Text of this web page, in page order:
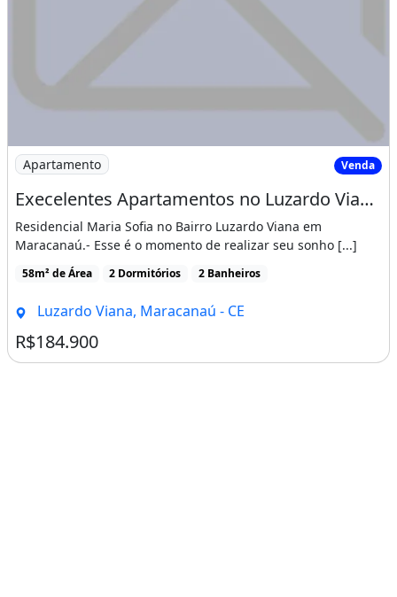
Imagem: Execelentes Apartamentos no Luzardo Viana
Apartamento Venda
Execelentes Apartamentos no Luzardo Viana com 2 Suítes
Residencial Maria Sofia no Bairro Luzardo Viana em
Maracanaú.- Esse é o momento de realizar seu sonho [...]
58m² de Área 2 Dormitórios 2 Banheiros
Luzardo Viana, Maracanaú - CE
R$184.900